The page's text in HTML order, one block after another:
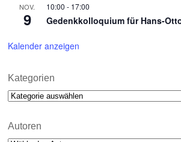
NOV.
9
10:00 - 17:00
Gedenkkolloquium für Hans-
Kalender anzeigen
Kategorien
Kategorien
Autoren